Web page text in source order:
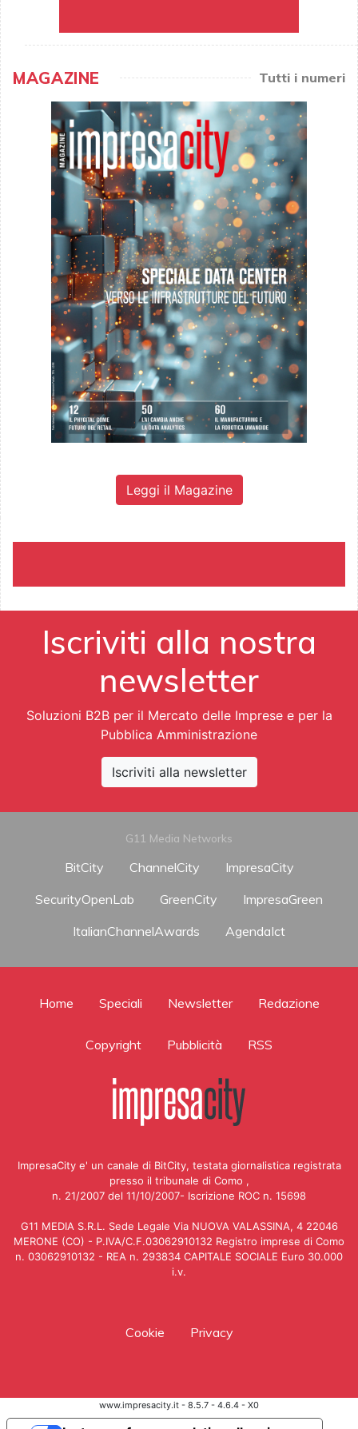
MAGAZINE Tutti i numeri
Leggi il Magazine
Iscriviti alla nostra
newsletter
Soluzioni B2B per il Mercato delle Imprese e per la
Pubblica Amministrazione
Iscriviti alla newsletter
G11 Media Networks
BitCity ChannelCity
ImpresaCity
SecurityOpenLab
GreenCity
ImpresaGreen
ItalianChannelAwards
AgendaIct
Home Speciali Newsletter Redazione
Copyright Pubblicità RSS
ImpresaCity e' un canale di BitCity, testata giornalistica registrata
presso il tribunale di Como ,
n. 21/2007 del 11/10/2007- Iscrizione ROC n. 15698
G11 MEDIA S.R.L. Sede Legale Via NUOVA VALASSINA, 4 22046
MERONE (CO) - P.IVA/C.F.03062910132 Registro imprese di Como
n. 03062910132 - REA n. 293834 CAPITALE SOCIALE Euro 30.000
i.v.
Cookie Privacy
www.impresacity.it - 8.5.7 - 4.6.4 - X0